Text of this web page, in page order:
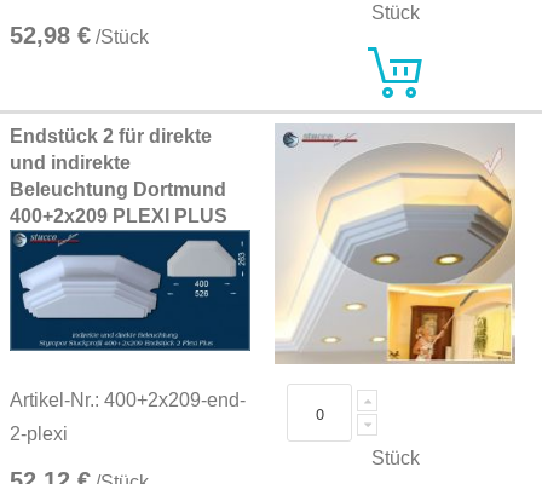
52,98 € /Stück
Stück
Endstück 2 für direkte
und indirekte
Beleuchtung Dortmund
400+2x209 PLEXI PLUS
Artikel-Nr.: 400+2x209-end-
2-plexi
Stück